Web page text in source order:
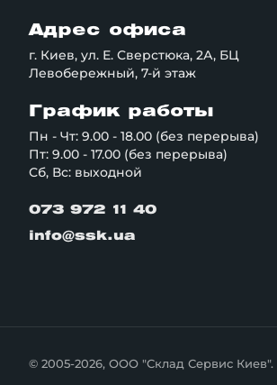
Адрес офиса
г. Киев, ул. Е. Сверстюка, 2А, БЦ
Левобережный, 7-й этаж
График работы
Пн - Чт: 9.00 - 18.00 (без перерыва)
Пт: 9.00 - 17.00 (без перерыва)
Сб, Вс: выходной
073 972 11 40
info@ssk.ua
© 2005-2026, ООО "Склад Сервис Киев".